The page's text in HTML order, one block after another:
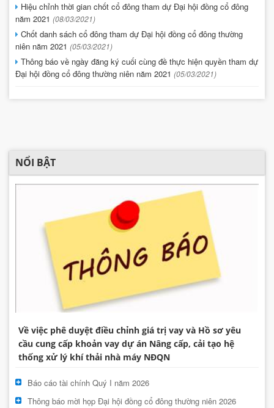
Hiệu chỉnh thời gian chốt cổ đông tham dự Đại hội đồng cổ đông
năm 2021 (08/03/2021)
Chốt danh sách cổ đông tham dự Đại hội đồng cổ đông thường
niên năm 2021 (05/03/2021)
Thông báo về ngày đăng ký cuối cùng đề thực hiện quyền tham dự
Đại hội đồng cổ đông thường niên năm 2021 (05/03/2021)
NỔI BẬT
Về việc phê duyệt điều chỉnh giá trị vay và Hồ sơ yêu
cầu cung cấp khoản vay dự án Nâng cấp, cải tạo hệ
thống xử lý khí thải nhà máy NĐQN
Báo cáo tài chính Quý I năm 2026
Thông báo mời họp Đại hội đồng cổ đông thường niên 2026